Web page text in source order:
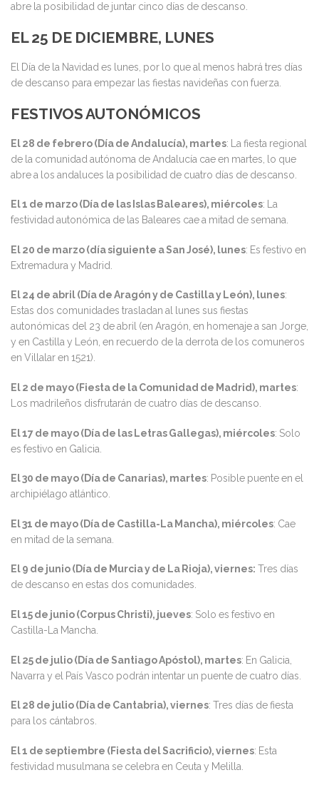
abre la posibilidad de juntar cinco días de descanso.
EL 25 DE DICIEMBRE, LUNES
El Día de la Navidad es lunes, por lo que al menos habrá tres días
de descanso para empezar las fiestas navideñas con fuerza.
FESTIVOS AUTONÓMICOS
El 28 de febrero (Día de Andalucía), martes: La fiesta regional
de la comunidad autónoma de Andalucía cae en martes, lo que
abre a los andaluces la posibilidad de cuatro días de descanso.
El 1 de marzo (Día de las Islas Baleares), miércoles: La
festividad autonómica de las Baleares cae a mitad de semana.
El 20 de marzo (día siguiente a San José), lunes: Es festivo en
Extremadura y Madrid.
El 24 de abril (Día de Aragón y de Castilla y León), lunes:
Estas dos comunidades trasladan al lunes sus fiestas
autonómicas del 23 de abril (en Aragón, en homenaje a san Jorge,
y en Castilla y León, en recuerdo de la derrota de los comuneros
en Villalar en 1521).
El 2 de mayo (Fiesta de la Comunidad de Madrid), martes:
Los madrileños disfrutarán de cuatro días de descanso.
El 17 de mayo (Día de las Letras Gallegas), miércoles: Solo
es festivo en Galicia.
El 30 de mayo (Día de Canarias), martes: Posible puente en el
archipiélago atlántico.
El 31 de mayo (Día de Castilla-La Mancha), miércoles: Cae
en mitad de la semana.
El 9 de junio (Día de Murcia y de La Rioja), viernes: Tres días
de descanso en estas dos comunidades.
El 15 de junio (Corpus Christi), jueves: Solo es festivo en
Castilla-La Mancha.
El 25 de julio (Día de Santiago Apóstol), martes: En Galicia,
Navarra y el País Vasco podrán intentar un puente de cuatro días.
El 28 de julio (Día de Cantabria), viernes: Tres días de fiesta
para los cántabros.
El 1 de septiembre (Fiesta del Sacrificio), viernes: Esta
festividad musulmana se celebra en Ceuta y Melilla.